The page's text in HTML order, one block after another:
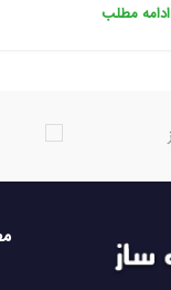
ادامه مطلب